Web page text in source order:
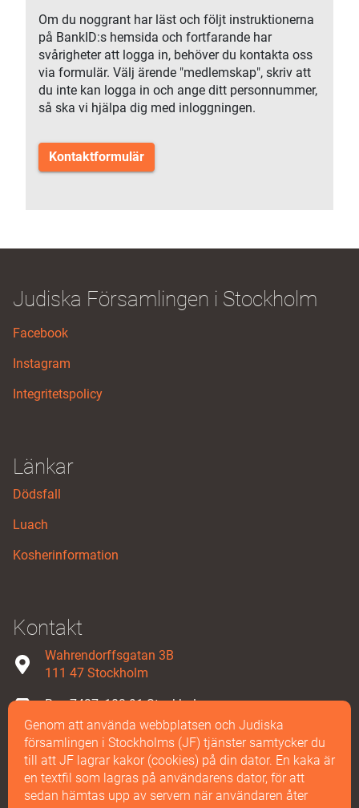
Om du noggrant har läst och följt instruktionerna
på BankID:s hemsida och fortfarande har
svårigheter att logga in, behöver du kontakta oss
via formulär. Välj ärende "medlemskap", skriv att
du inte kan logga in och ange ditt personnummer,
så ska vi hjälpa dig med inloggningen.
Kontaktformulär
Judiska Församlingen i Stockholm
Facebook
Instagram
Integritetspolicy
Länkar
Dödsfall
Luach
Kosherinformation
Kontakt
Wahrendorffsgatan 3B
111 47 Stockholm
Box 7427, 103 91 Stockholm
08-587 858 00
Maila oss
Genom att använda webbplatsen och Judiska
församlingen i Stockholms (JF) tjänster samtycker du
till att JF lagrar kakor (cookies) på din dator. En kaka är
en textfil som lagras på användarens dator, för att
sedan hämtas upp av servern när användaren åter